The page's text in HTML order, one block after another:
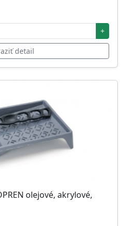
+
detail
olejové, akrylové,